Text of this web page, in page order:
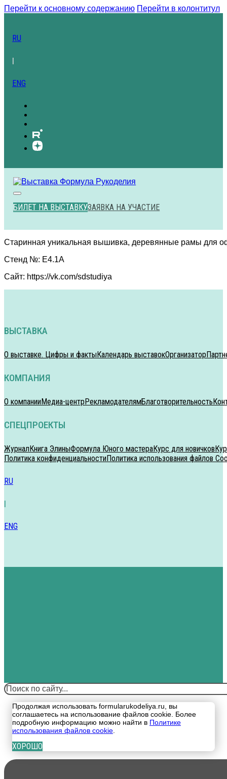
Перейти к основному содержанию Перейти в колонтитул
RU
ENG
БИЛЕТ НА ВЫСТАВКУЗАЯВКА НА УЧАСТИЕ
Старинная уникальная вышивка, деревянные рамы для
Стенд №: E4.1A
Сайт: https://vk.com/sdstudiya
ВЫСТАВКА
О выставке. Цифры и фактыКалендарь выставокОрганизатор
КОМПАНИЯ
О компанииМедиа-центрРекламодателямБлаготворительность
СПЕЦПРОЕКТЫ
ЖурналКнига ЭлиныФормула Юного мастераКурс для новичков
Политика конфиденциальностиПолитика использования файлов
RU
ENG
Поиск
Продолжая использовать formularukodeliya.ru, вы
соглашаетесь на использование файлов cookie. Более
подробную информацию можно найти в Политике
использования файлов cookie.
ХОРОШО